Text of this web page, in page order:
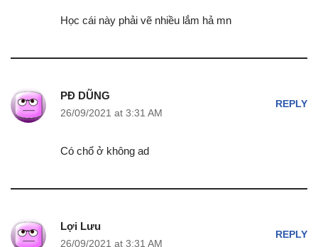
Học cái này phải vẽ nhiều lắm hả mn
PĐ DŨNG
26/09/2021 at 3:31 AM
REPLY
Có chổ ở không ad
Lợi Lưu
26/09/2021 at 3:31 AM
REPLY